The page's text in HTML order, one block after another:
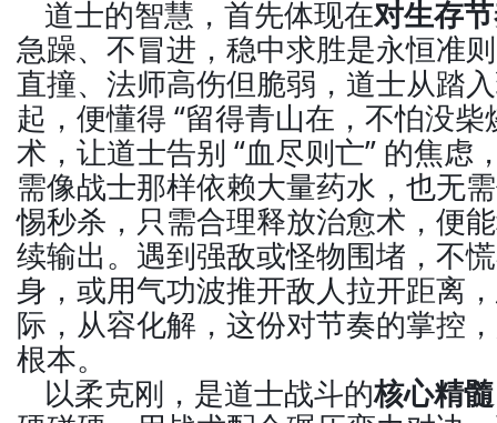
道士的智慧，首先体现在对生存
急躁、不冒进，稳中求胜是永恒准
直撞、法师高伤但脆弱，道士从踏
起，便懂得 “留得青山在，不怕没
术，让道士告别 “血尽则亡” 的焦虑
需像战士那样依赖大量药水，也无
惕秒杀，只需合理释放治愈术，便
续输出。遇到强敌或怪物围堵，不
身，或用气功波推开敌人拉开距离
际，从容化解，这份对节奏的掌控
根本。
以柔克刚，是道士战斗的核心精髓